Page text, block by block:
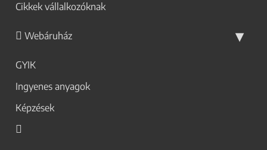
Cikkek vállalkozóknak
Webáruház
GYIK
Ingyenes anyagok
Képzések